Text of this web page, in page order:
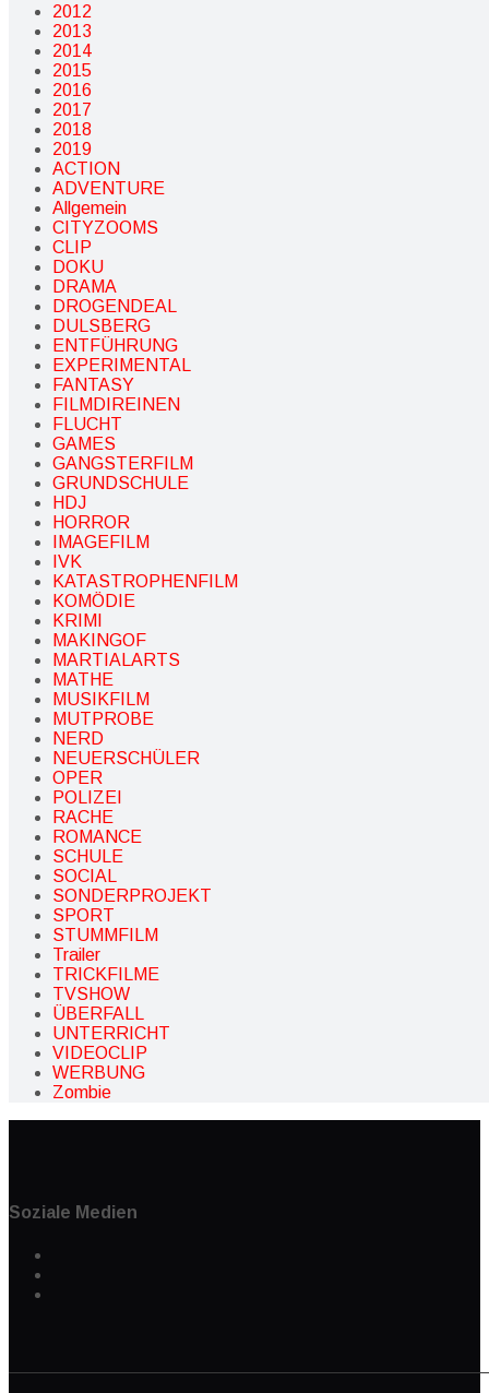
2012
2013
2014
2015
2016
2017
2018
2019
ACTION
ADVENTURE
Allgemein
CITYZOOMS
CLIP
DOKU
DRAMA
DROGENDEAL
DULSBERG
ENTFÜHRUNG
EXPERIMENTAL
FANTASY
FILMDIREINEN
FLUCHT
GAMES
GANGSTERFILM
GRUNDSCHULE
HDJ
HORROR
IMAGEFILM
IVK
KATASTROPHENFILM
KOMÖDIE
KRIMI
MAKINGOF
MARTIALARTS
MATHE
MUSIKFILM
MUTPROBE
NERD
NEUERSCHÜLER
OPER
POLIZEI
RACHE
ROMANCE
SCHULE
SOCIAL
SONDERPROJEKT
SPORT
STUMMFILM
Trailer
TRICKFILME
TVSHOW
ÜBERFALL
UNTERRICHT
VIDEOCLIP
WERBUNG
Zombie
Soziale Medien